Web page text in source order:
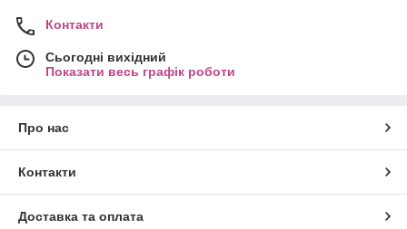
Контакти
Сьогодні вихідний
Показати весь графік роботи
Про нас
Контакти
Доставка та оплата